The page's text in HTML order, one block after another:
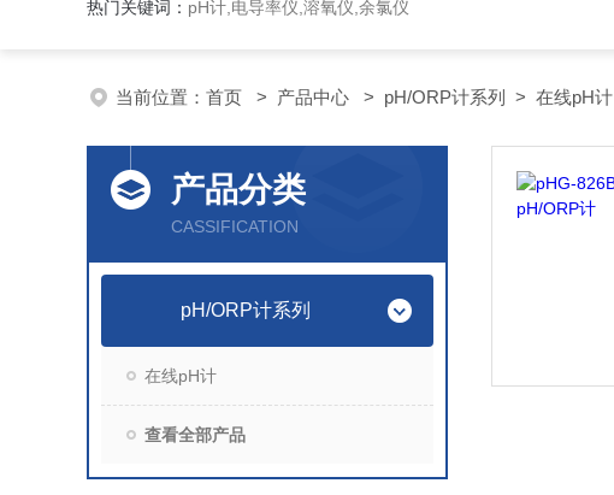
热门关键词： pH计,电导率仪,溶氧仪,余氯仪
当前位置： 首页 > 产品中心 > pH/ORP计系列 > 在线pH计
产品分类
CASSIFICATION
pH/ORP计系列
在线pH计
查看全部产品